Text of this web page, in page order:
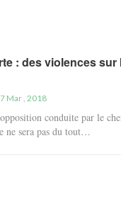
: des violences sur
Mar , 2018
conduite par le
ne sera pas du tout…